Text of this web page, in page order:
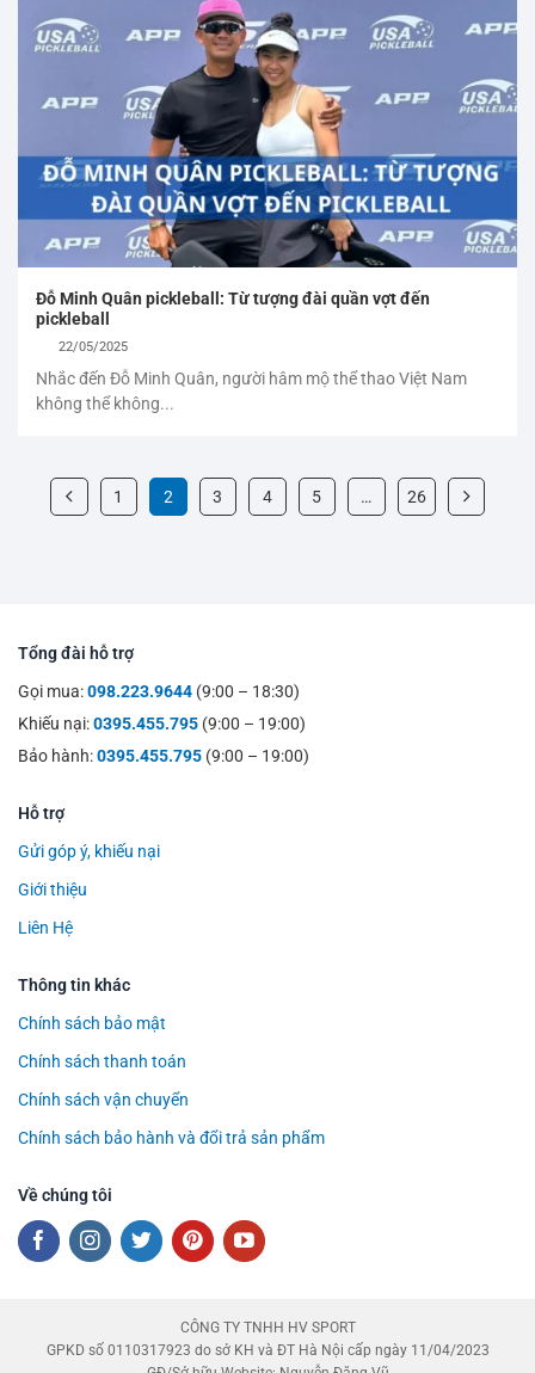
Đỗ Minh Quân pickleball: Từ tượng đài quần vợt đến
pickleball
22/05/2025
Nhắc đến Đỗ Minh Quân, người hâm mộ thể thao Việt Nam
không thể không...
1 2 3 4 5 … 26
Tổng đài hỗ trợ
Gọi mua:098.223.9644 (9:00 – 18:30)
Khiếu nại:0395.455.795 (9:00 – 19:00)
Bảo hành:0395.455.795 (9:00 – 19:00)
Hỗ trợ
Gửi góp ý, khiếu nại
Giới thiệu
Liên Hệ
Thông tin khác
Chính sách bảo mật
Chính sách thanh toán
Chính sách vận chuyển
Chính sách bảo hành và đổi trả sản phẩm
Về chúng tôi
CÔNG TY TNHH HV SPORT
GPKD số 0110317923 do sở KH và ĐT Hà Nội cấp ngày 11/04/2023